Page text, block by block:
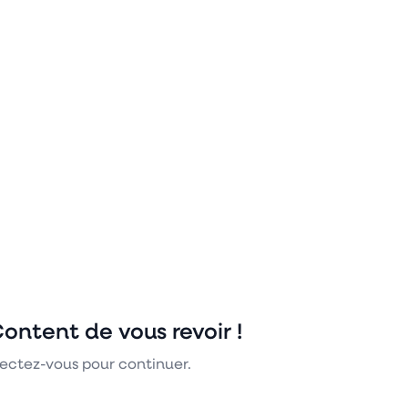
de vous revoir !
vous pour continuer.